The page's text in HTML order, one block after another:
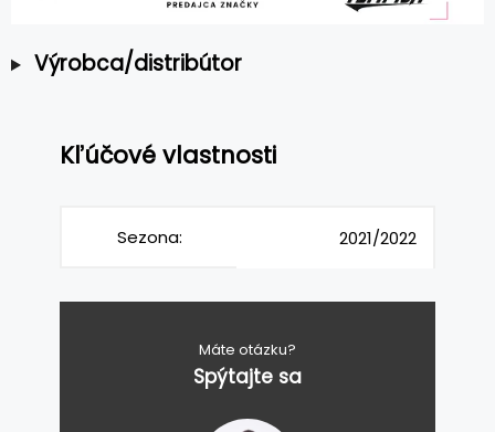
Výrobca/distribútor
Kľúčové vlastnosti
Sezona: 2021/2022
Máte otázku?
Spýtajte sa